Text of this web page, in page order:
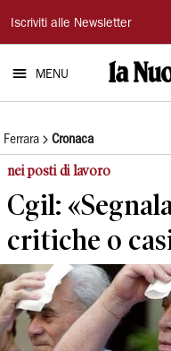
La
Nuova
Ferrara
Iscriviti alle Newsletter
MENU
Ferrara Cronaca
nei posti di lavoro
Cgil:
critiche o